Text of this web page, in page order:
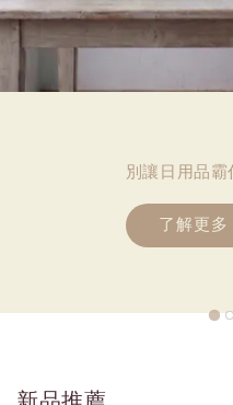
別讓日用品霸
了解更多